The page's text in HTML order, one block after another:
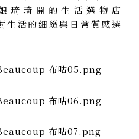
琦琦開的生活選物店
生活的細緻與日常質感選